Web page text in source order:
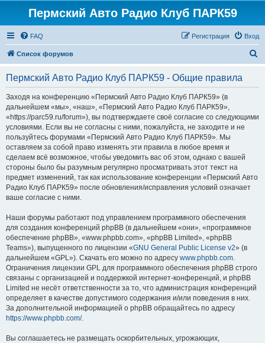
Пермский Авто Радио Клуб ПАРК59
FAQ Вход
Регистрация
Список форумов
Пермский Авто Радио Клуб ПАРК59 - Общие правила
Заходя на конференцию «Пермский Авто Радио Клуб ПАРК59» (в
дальнейшем «мы», «наш», «Пермский Авто Радио Клуб ПАРК59»,
«https://parc59.ru/forum»), вы подтверждаете своё согласие со следующими
условиями. Если вы не согласны с ними, пожалуйста, не заходите и не
пользуйтесь форумами «Пермский Авто Радио Клуб ПАРК59». Мы
оставляем за собой право изменять эти правила в любое время и
сделаем всё возможное, чтобы уведомить вас об этом, однако с вашей
стороны было бы разумным регулярно просматривать этот текст на
предмет изменений, так как использование конференции «Пермский Авто
Радио Клуб ПАРК59» после обновления/исправления условий означает
ваше согласие с ними.
Наши форумы работают под управлением программного обеспечения
для создания конференций phpBB (в дальнейшем «они», «программное
обеспечение phpBB», «www.phpbb.com», «phpBB Limited», «phpBB
Teams»), выпущенного по лицензии «GNU General Public License v2» (в
дальнейшем «GPL»). Скачать его можно по адресу www.phpbb.com.
Ограничения лицензии GPL для программного обеспечения phpBB строго
связаны с организацией и поддержкой интернет-конференций, и phpBB
Limited не несёт ответственности за то, что администрация конференций
определяет в качестве допустимого содержания и/или поведения в них.
За дополнительной информацией о phpBB обращайтесь по адресу
https://www.phpbb.com/.
Вы соглашаетесь не размещать оскорбительных, угрожающих,